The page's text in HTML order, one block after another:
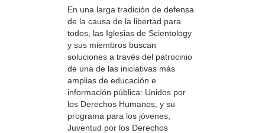
En una larga tradición de defensa
de la causa de la libertad para
todos, las Iglesias de Scientology
y sus miembros buscan
soluciones a través del patrocinio
de una de las iniciativas más
amplias de educación e
información pública: Unidos por
los Derechos Humanos, y su
programa para los jóvenes,
Juventud por los Derechos